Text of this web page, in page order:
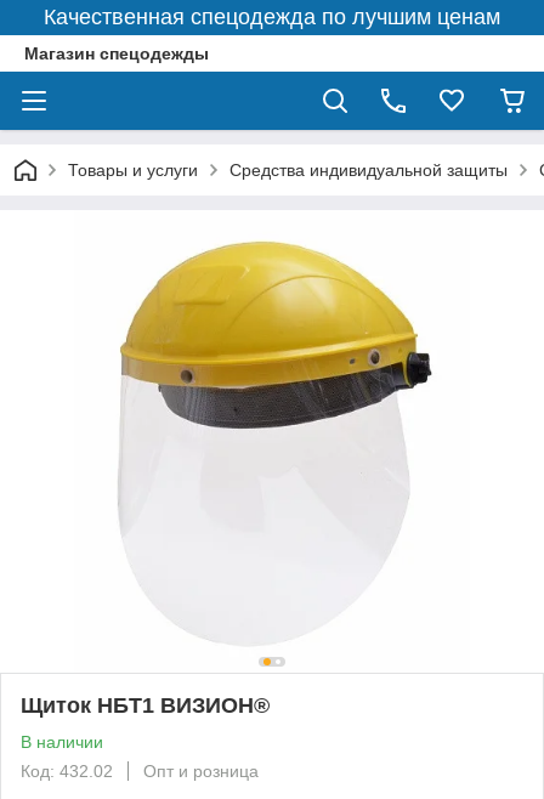
Качественная спецодежда по лучшим ценам
Магазин спецодежды
Товары и услуги Средства индивидуальной защиты
Щиток НБТ1 ВИЗИОН®
В наличии
Код: 432.02
Опт и розница